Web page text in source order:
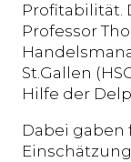
Profitabilität.
Professor
St.Gallen
Hilfe der
Dabei